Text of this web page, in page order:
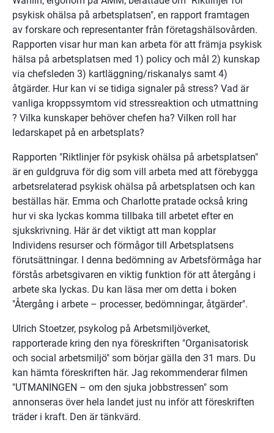
psykisk ohälsa på arbetsplatsen", en rapport framtagen
av forskare och representanter från företagshälsovården.
Rapporten visar hur man kan arbeta för att främja psykisk
hälsa på arbetsplatsen med 1) policy och mål 2) kunskap
via chefsleden 3) kartläggning/riskanalys samt 4)
åtgärder. Hur kan vi se tidiga signaler på stress? Vad är
vanliga kroppssymtom vid stressreaktion och utmattning
? Vilka kunskaper behöver chefen ha? Vilken roll har
ledarskapet på en arbetsplats?
Rapporten "Riktlinjer för psykisk ohälsa på arbetsplatsen"
är en guldgruva för dig som vill arbeta med att förebygga
arbetsrelaterad psykisk ohälsa på arbetsplatsen och kan
beställas här. Emma och Charlotte pratade också kring
hur vi ska lyckas komma tillbaka till arbetet efter en
sjukskrivning. Här är det viktigt att man kopplar
Individens resurser och förmågor till Arbetsplatsens
förutsättningar. I denna bedömning av Arbetsförmåga har
förstås arbetsgivaren en viktig funktion för att återgång i
arbete ska lyckas. Du kan läsa mer om detta i boken
"Återgång i arbete – processer, bedömningar, åtgärder".
Ulrich Stoetzer, psykolog på Arbetsmiljöverket,
rapporterade kring den nya föreskriften "Organisatorisk
och social arbetsmiljö" som börjar gälla den 31 mars. Du
kan hämta föreskriften här. Jag rekommenderar filmen
"UTMANINGEN – om den sjuka jobbstressen" som
annonseras över hela landet just nu inför att föreskriften
träder i kraft. Den är tänkvärd.